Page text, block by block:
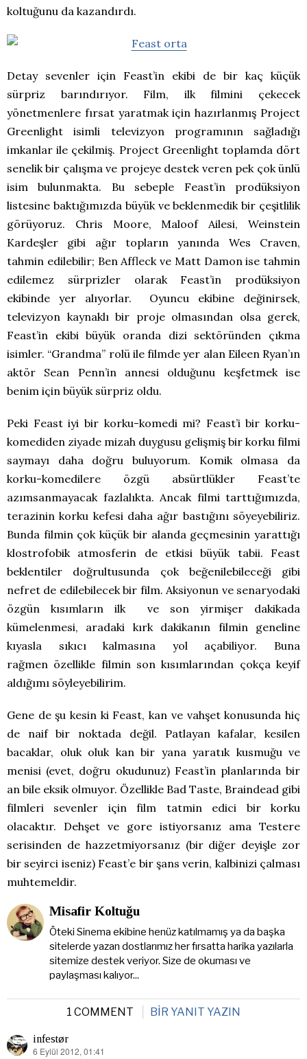
koltuğunu da kazandırdı.
Detay sevenler için Feast’in ekibi de bir kaç küçük
sürpriz barındırıyor. Film, ilk filmini çekecek
yönetmenlere fırsat yaratmak için hazırlanmış Project
Greenlight isimli televizyon programının sağladığı
imkanlar ile çekilmiş. Project Greenlight toplamda dört
senelik bir çalışma ve projeye destek veren pek çok ünlü
isim bulunmakta. Bu sebeple Feast’in prodüksiyon
listesine baktığımızda büyük ve beklenmedik bir çeşitlilik
görüyoruz. Chris Moore, Maloof Ailesi, Weinstein
Kardeşler gibi ağır topların yanında Wes Craven,
tahmin edilebilir; Ben Affleck ve Matt Damon ise tahmin
edilemez sürprizler olarak Feast’in prodüksiyon
ekibinde yer alıyorlar. Oyuncu ekibine değinirsek,
televizyon kaynaklı bir proje olmasından olsa gerek,
Feast’in ekibi büyük oranda dizi sektöründen çıkma
isimler. “Grandma” rolü ile filmde yer alan Eileen Ryan’ın
aktör Sean Penn’in annesi olduğunu keşfetmek ise
benim için büyük sürpriz oldu.
Peki Feast iyi bir korku-komedi mi? Feast’i bir korku-
komediden ziyade mizah duygusu gelişmiş bir korku filmi
saymayı daha doğru buluyorum. Komik olmasa da
korku-komedilere özgü absürtlükler Feast’te
azımsanmayacak fazlalıkta. Ancak filmi tarttığımızda,
terazinin korku kefesi daha ağır bastığını söyeyebiliriz.
Bunda filmin çok küçük bir alanda geçmesinin yarattığı
klostrofobik atmosferin de etkisi büyük tabii. Feast
beklentiler doğrultusunda çok beğenilebileceği gibi
nefret de edilebilecek bir film. Aksiyonun ve senaryodaki
özgün kısımların ilk ve son yirmişer dakikada
kümelenmesi, aradaki kırk dakikanın filmin geneline
kıyasla sıkıcı kalmasına yol açabiliyor. Buna
rağmen özellikle filmin son kısımlarından çokça keyif
aldığımı söyleyebilirim.
Gene de şu kesin ki Feast, kan ve vahşet konusunda hiç
de naif bir noktada değil. Patlayan kafalar, kesilen
bacaklar, oluk oluk kan bir yana yaratık kusmuğu ve
menisi (evet, doğru okudunuz) Feast’in planlarında bir
an bile eksik olmuyor. Özellikle Bad Taste, Braindead gibi
filmleri sevenler için film tatmin edici bir korku
olacaktır. Dehşet ve gore istiyorsanız ama Testere
serisinden de hazzetmiyorsanız (bir diğer deyişle zor
bir seyirci iseniz) Feast’e bir şans verin, kalbinizi çalması
muhtemeldir.
Misafir Koltuğu
Öteki Sinema ekibine henüz katılmamış ya da başka
sitelerde yazan dostlarımız her fırsatta harika yazılarla
sitemize destek veriyor. Size de okuması ve
paylaşması kalıyor...
1 COMMENT BIR YANIT YAZIN
infestør
dedi
6 Eylül 2012, 01:41